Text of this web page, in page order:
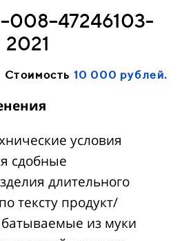
2021
Стоимость 10 000 рублей.
условия
сдобные
длительного
тексту продукт/
из муки